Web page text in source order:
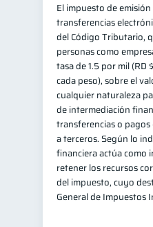
El impuesto de
transferencias
del Código Tributario,
personas como
tasa de 1.5 por mil (RD
cada peso), sobre el
cualquier naturaleza
de intermediación
transferencias o
a terceros. Según lo
financiera actúa como
retener los recursos
del impuesto, cuyo
General de Impuestos